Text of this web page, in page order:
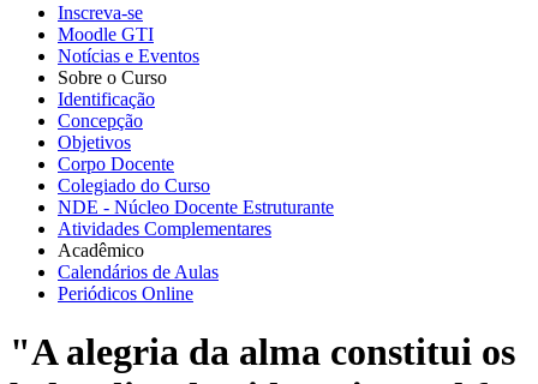
Inscreva-se
Moodle GTI
Notícias e Eventos
Sobre o Curso
Identificação
Concepção
Objetivos
Corpo Docente
Colegiado do Curso
NDE - Núcleo Docente Estruturante
Atividades Complementares
Acadêmico
Calendários de Aulas
Periódicos Online
"A alegria da alma constitui os